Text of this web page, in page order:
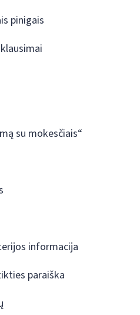
pinigais
su mokesčiais“
informacija
paraiška